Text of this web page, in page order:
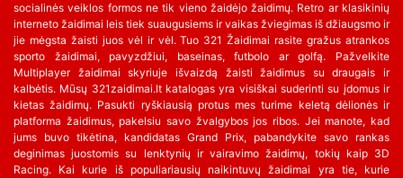
socialinės veiklos formos ne tik vieno žaidėjo žaidimų. Retro ar klasikinių
interneto žaidimai leis tiek suaugusiems ir vaikas žviegimas iš džiaugsmo ir
jie mėgsta žaisti juos vėl ir vėl. Tuo 321 Žaidimai rasite gražus atrankos
sporto žaidimai, pavyzdžiui, baseinas, futbolo ar golfą. Pažvelkite
Multiplayer žaidimai skyriuje išvaizdą žaisti žaidimus su draugais ir
kalbėtis. Mūsų 321zaidimai.lt katalogas yra visiškai suderinti su įdomus ir
kietas žaidimų. Pasukti ryškiausią protus mes turime keletą dėlionės ir
platforma žaidimus, pakelsiu savo žvalgybos jos ribos. Jei manote, kad
jums buvo tikėtina, kandidatas Grand Prix, pabandykite savo rankas
deginimas juostomis su lenktynių ir vairavimo žaidimų, tokių kaip 3D
Racing. Kai kurie iš populiariausių naikintuvų žaidimai yra tie, kurie